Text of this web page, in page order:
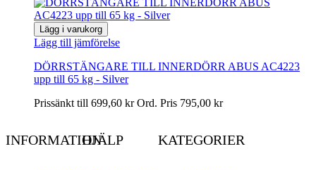
Lägg i varukorg
Lägg till jämförelse
DÖRRSTÄNGARE TILL INNERDÖRR ABUS AC4223
upp till 65 kg - Silver
Prissänkt till 699,60 kr Ord. Pris 795,00 kr
INFORMATIONHJÄLP KATEGORIER